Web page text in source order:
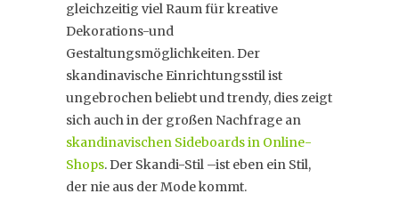
gleichzeitig viel Raum für kreative
Dekorations-und
Gestaltungsmöglichkeiten. Der
skandinavische Einrichtungsstil ist
ungebrochen beliebt und trendy, dies zeigt
sich auch in der großen Nachfrage an
skandinavischen Sideboards in Online-
Shops. Der Skandi-Stil –ist eben ein Stil,
der nie aus der Mode kommt.